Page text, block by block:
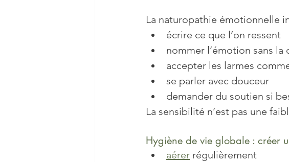
La naturopathie émotionnelle
écrire ce que l’on ressent
nommer l’émotion sans la
accepter les larmes
se parler avec douceur
demander du soutien si
La sensibilité n’est pas une
Hygiène de vie globale : créer
aérer régulièrement